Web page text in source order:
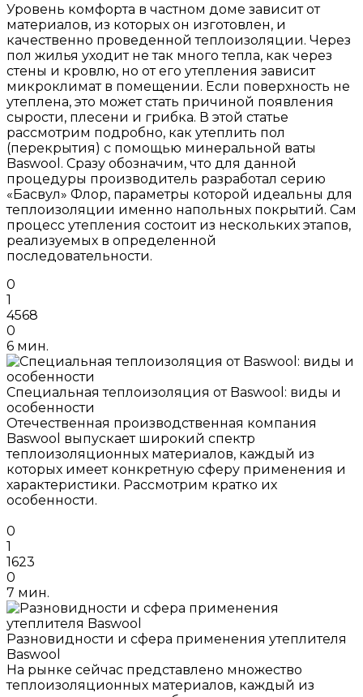
Уровень комфорта в частном доме зависит от
материалов, из которых он изготовлен, и
качественно проведенной теплоизоляции. Через
пол жилья уходит не так много тепла, как через
стены и кровлю, но от его утепления зависит
микроклимат в помещении. Если поверхность не
утеплена, это может стать причиной появления
сырости, плесени и грибка. В этой статье
рассмотрим подробно, как утеплить пол
(перекрытия) с помощью минеральной ваты
Baswool. Сразу обозначим, что для данной
процедуры производитель разработал серию
«Басвул» Флор, параметры которой идеальны для
теплоизоляции именно напольных покрытий. Сам
процесс утепления состоит из нескольких этапов,
реализуемых в определенной
последовательности.
0
1
4568
0
6 мин.
Специальная теплоизоляция от Baswool: виды и
особенности
Отечественная производственная компания
Baswool выпускает широкий спектр
теплоизоляционных материалов, каждый из
которых имеет конкретную сферу применения и
характеристики. Рассмотрим кратко их
особенности.
0
1
1623
0
7 мин.
Разновидности и сфера применения утеплителя
Baswool
На рынке сейчас представлено множество
теплоизоляционных материалов, каждый из